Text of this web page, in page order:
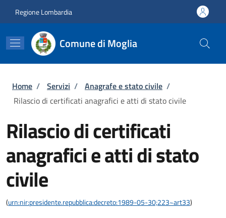
Regione Lombardia
Comune di Moglia
Briciole di pane
Home / Servizi / Anagrafe e stato civile /
Rilascio di certificati anagrafici e atti di stato civile
Rilascio di certificati
anagrafici e atti di stato
civile
(urn:nir:presidente.repubblica:decreto:1989-05-30;223~art33)